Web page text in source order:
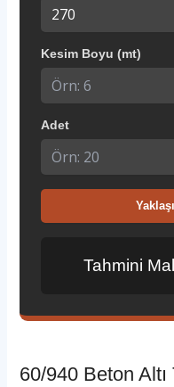
Kesim Boyu (mt)
Adet
Tahmini
60/940 Beton